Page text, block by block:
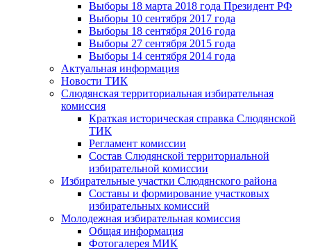
Выборы 18 марта 2018 года Президент РФ
Выборы 10 сентября 2017 года
Выборы 18 сентября 2016 года
Выборы 27 сентября 2015 года
Выборы 14 сентября 2014 года
Актуальная информация
Новости ТИК
Слюдянская территориальная избирательная
комиссия
Краткая историческая справка Слюдянской
ТИК
Регламент комиссии
Состав Слюдянской территориальной
избирательной комиссии
Избирательные участки Слюдянского района
Составы и формирование участковых
избирательных комиссий
Молодежная избирательная комиссия
Общая информация
Фотогалерея МИК